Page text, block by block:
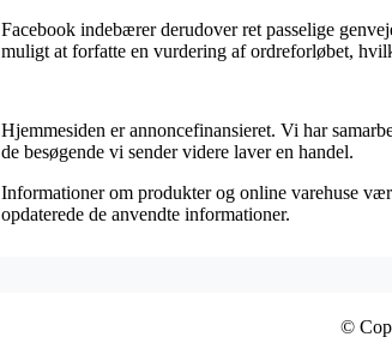
Facebook indebærer derudover ret passelige
muligt at forfatte en vurdering af ordreforløbet,
Hjemmesiden er annoncefinansieret. Vi har
de besøgende vi sender videre laver en handel.
Informationer om produkter og online varehuse
opdaterede de anvendte informationer.
©